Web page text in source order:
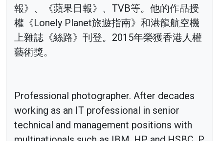
報》、《蘋果日報》、TVB等。他的作品授
權《Lonely Planet旅遊指南》和港龍航空機
上雜誌《絲路》刊登。2015年榮獲香港人權
藝術獎。
Professional photographer. After decades
working as an IT professional in senior
technical and management positions with